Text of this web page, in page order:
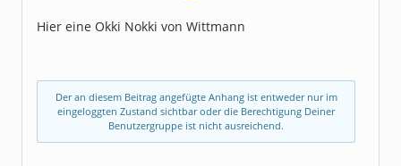
Hier eine Okki Nokki von Wittmann
Der an diesem Beitrag angefügte Anhang ist entweder nur im
eingeloggten Zustand sichtbar oder die Berechtigung Deiner
Benutzergruppe ist nicht ausreichend.